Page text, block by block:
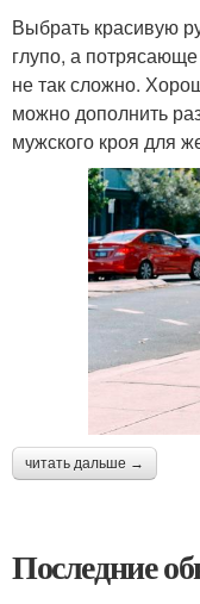
Выбрать красивую
глупо, а
не так сложно.
можно дополнить
мужского кроя для
читать дальше →
Последние